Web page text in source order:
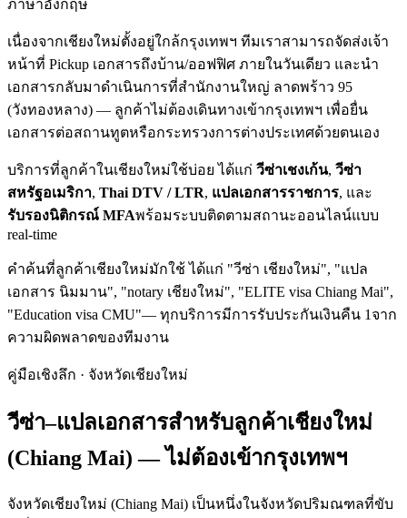
ภาษาอังกฤษ
เนื่องจากเชียงใหม่ตั้งอยู่ใกล้กรุงเทพฯ ทีมเราสามารถจัดส่งเจ้า
หน้าที่ Pickup เอกสารถึงบ้าน/ออฟฟิศ ภายในวันเดียว และนำ
เอกสารกลับมาดำเนินการที่สำนักงานใหญ่ ลาดพร้าว 95
(วังทองหลาง) — ลูกค้าไม่ต้องเดินทางเข้ากรุงเทพฯ เพื่อยื่น
เอกสารต่อสถานทูตหรือกระทรวงการต่างประเทศด้วยตนเอง
บริการที่ลูกค้าในเชียงใหม่ใช้บ่อย ได้แก่ วีซ่าเชงเก้น, วีซ่า
สหรัฐอเมริกา, Thai DTV / LTR, แปลเอกสารราชการ, และ
รับรองนิติกรณ์ MFAพร้อมระบบติดตามสถานะออนไลน์แบบ
real-time
คำค้นที่ลูกค้าเชียงใหม่มักใช้ ได้แก่ "วีซ่า เชียงใหม่", "แปล
เอกสาร นิมมาน", "notary เชียงใหม่", "ELITE visa Chiang Mai",
"Education visa CMU"— ทุกบริการมีการรับประกันเงินคืน 1จาก
ความผิดพลาดของทีมงาน
คู่มือเชิงลึก · จังหวัดเชียงใหม่
วีซ่า–แปลเอกสารสำหรับลูกค้าเชียงใหม่
(Chiang Mai) — ไม่ต้องเข้ากรุงเทพฯ
จังหวัดเชียงใหม่ (Chiang Mai) เป็นหนึ่งในจังหวัดปริมณฑลที่ขับ